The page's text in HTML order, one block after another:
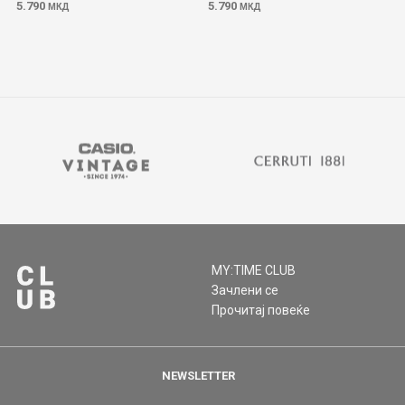
5.790 МКД 5.790 МКД
MY:TIME CLUB
Зачлени се
Прочитај повеќе
NEWSLETTER